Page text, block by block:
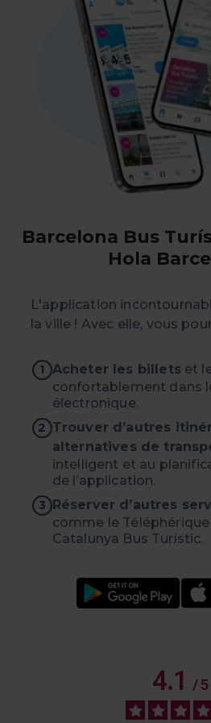
À tout moment de la navigation
modifier votre sélection de
l’option « Gestionnaire de
dans le menu en bas du site.
Barcelona Bus
Hola
L'application
la ville ! Avec elle, vous
1 Acheter les billets et
confortablement dans
électronique.
2 Trouver d’autres
alternatives de
intelligent et au
de l’application.
3 Réserver d’autres
comme le
Catalunya Bus Turístic.
4.1/5